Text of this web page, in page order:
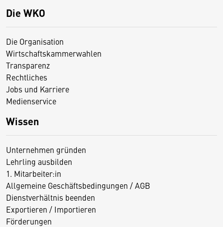
Die WKO
Die Organisation
Wirtschaftskammerwahlen
Transparenz
Rechtliches
Jobs und Karriere
Medienservice
Wissen
Unternehmen gründen
Lehrling ausbilden
1. Mitarbeiter:in
Allgemeine Geschäftsbedingungen / AGB
Dienstverhältnis beenden
Exportieren / Importieren
Förderungen